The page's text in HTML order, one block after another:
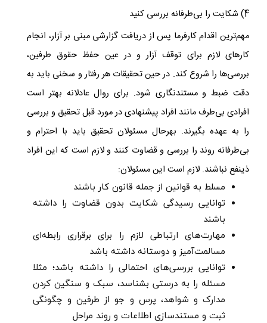
4) شکایت را بی‌طرفانه بررسی کنید
مهم‌ترین اقدام کارفرما پس از دریافت گزارشی مبنی بر آزار، انجام
کارهای لازم برای توقف آزار و در عین حفظ حقوق طرفین،
بررسی‌ها را شروع کند. در حین تحقیقات هر رفتار و سخنی باید به
دقت ضبط و مستندنگاری شود. برای روال عادلانه بهتر است
افرادی بی‌طرف مانند افراد پیشنهادی در مورد قبل تحقیق و بررسی
را به عهده بگیرند. بهرحال مسئولان تحقیق باید با احترام و
بی‌طرفانه روند را بررسی و قضاوت کنند و لازم است که این افراد
ذینفع نباشند. لازم است این مسئولان:
مسلط به قوانین از جمله قانون کار باشند
توانایی رسیدگی شکایت بدون قضاوت را داشته
باشند
مهارت‌های ارتباطی لازم را برای برقراری رابطه‌ای
مسالمت‌آمیز و دوستانه داشته باشد
توانایی بررسی‌های احتمالی را داشته باشد؛ مثلا
مسئله را به درستی بشناسد، سبک و سنگین کردن
مدارک و شواهد، پرس و جو از طرفین و چگونگی
ثبت و مستندسازی اطلاعات و روند مراحل